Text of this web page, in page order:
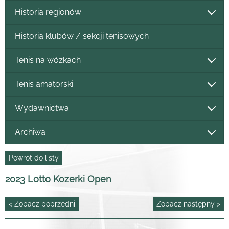
Historia regionów
Historia klubów / sekcji tenisowych
Tenis na wózkach
Tenis amatorski
Wydawnictwa
Archiwa
Powrót do listy
2023 Lotto Kozerki Open
< Zobacz poprzedni Zobacz następny >